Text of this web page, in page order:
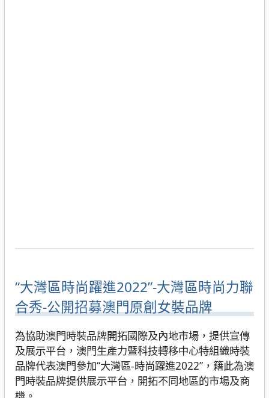
“大灣區時尚躍進2022”-大灣區時尚力聯
合秀-公開招募澳門原創女裝品牌
為協助澳門時裝品牌開拓國際及內地市場，提供宣傳
及展示平台，澳門生產力暨科技轉移中心特組織時裝
品牌代表澳門參加“大灣區-時尚躍進2022”，籍此為澳
門時裝品牌提供展示平台，開拓不同地區的市場及商